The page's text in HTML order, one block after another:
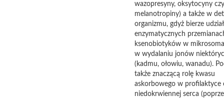
wazopresyny, oksytocyny czy
melanotropiny) a także w
organizmu, gdyż bierze
enzymatycznych
ksenobiotyków w
w wydalaniu jonów
(kadmu, ołowiu, wanadu).
także znaczącą rolę kwasu
askorbowego w profilaktyce
niedokrwiennej serca